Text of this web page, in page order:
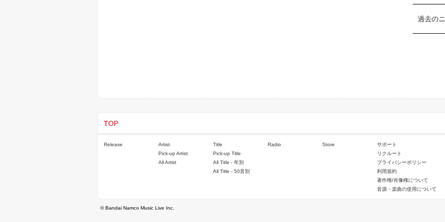
過去の
TOP
Release
Artist
Pick-up Artist
All Artist
Title
Pick-up Title
All Title - 年別
All Title - 50音別
Radio Store
サポート
リクルート
プライバシーポリシー
利用規約
著作権/肖像権について
音源・楽曲の使用について
© Bandai Namco Music Live Inc.